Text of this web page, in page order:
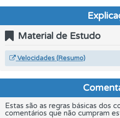
Material de Estudo
Velocidades (Resumo)
Estas são as regras básicas dos
comentários que não cumpram